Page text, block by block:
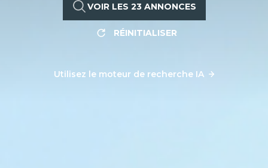
VOIR LES 23ANNONCES
RÉINITIALISER
Utilisez le moteur de recherche IA